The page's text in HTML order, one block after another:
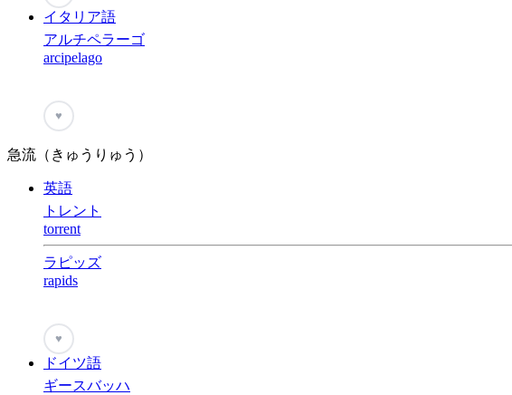
イタリア語
アルチペラーゴ
arcipelago
♥
急流（きゅうりゅう）
英語
トレント
torrent
ラピッズ
rapids
♥
ドイツ語
ギースバッハ